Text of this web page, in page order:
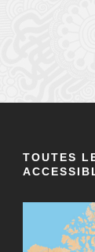
TOUTES